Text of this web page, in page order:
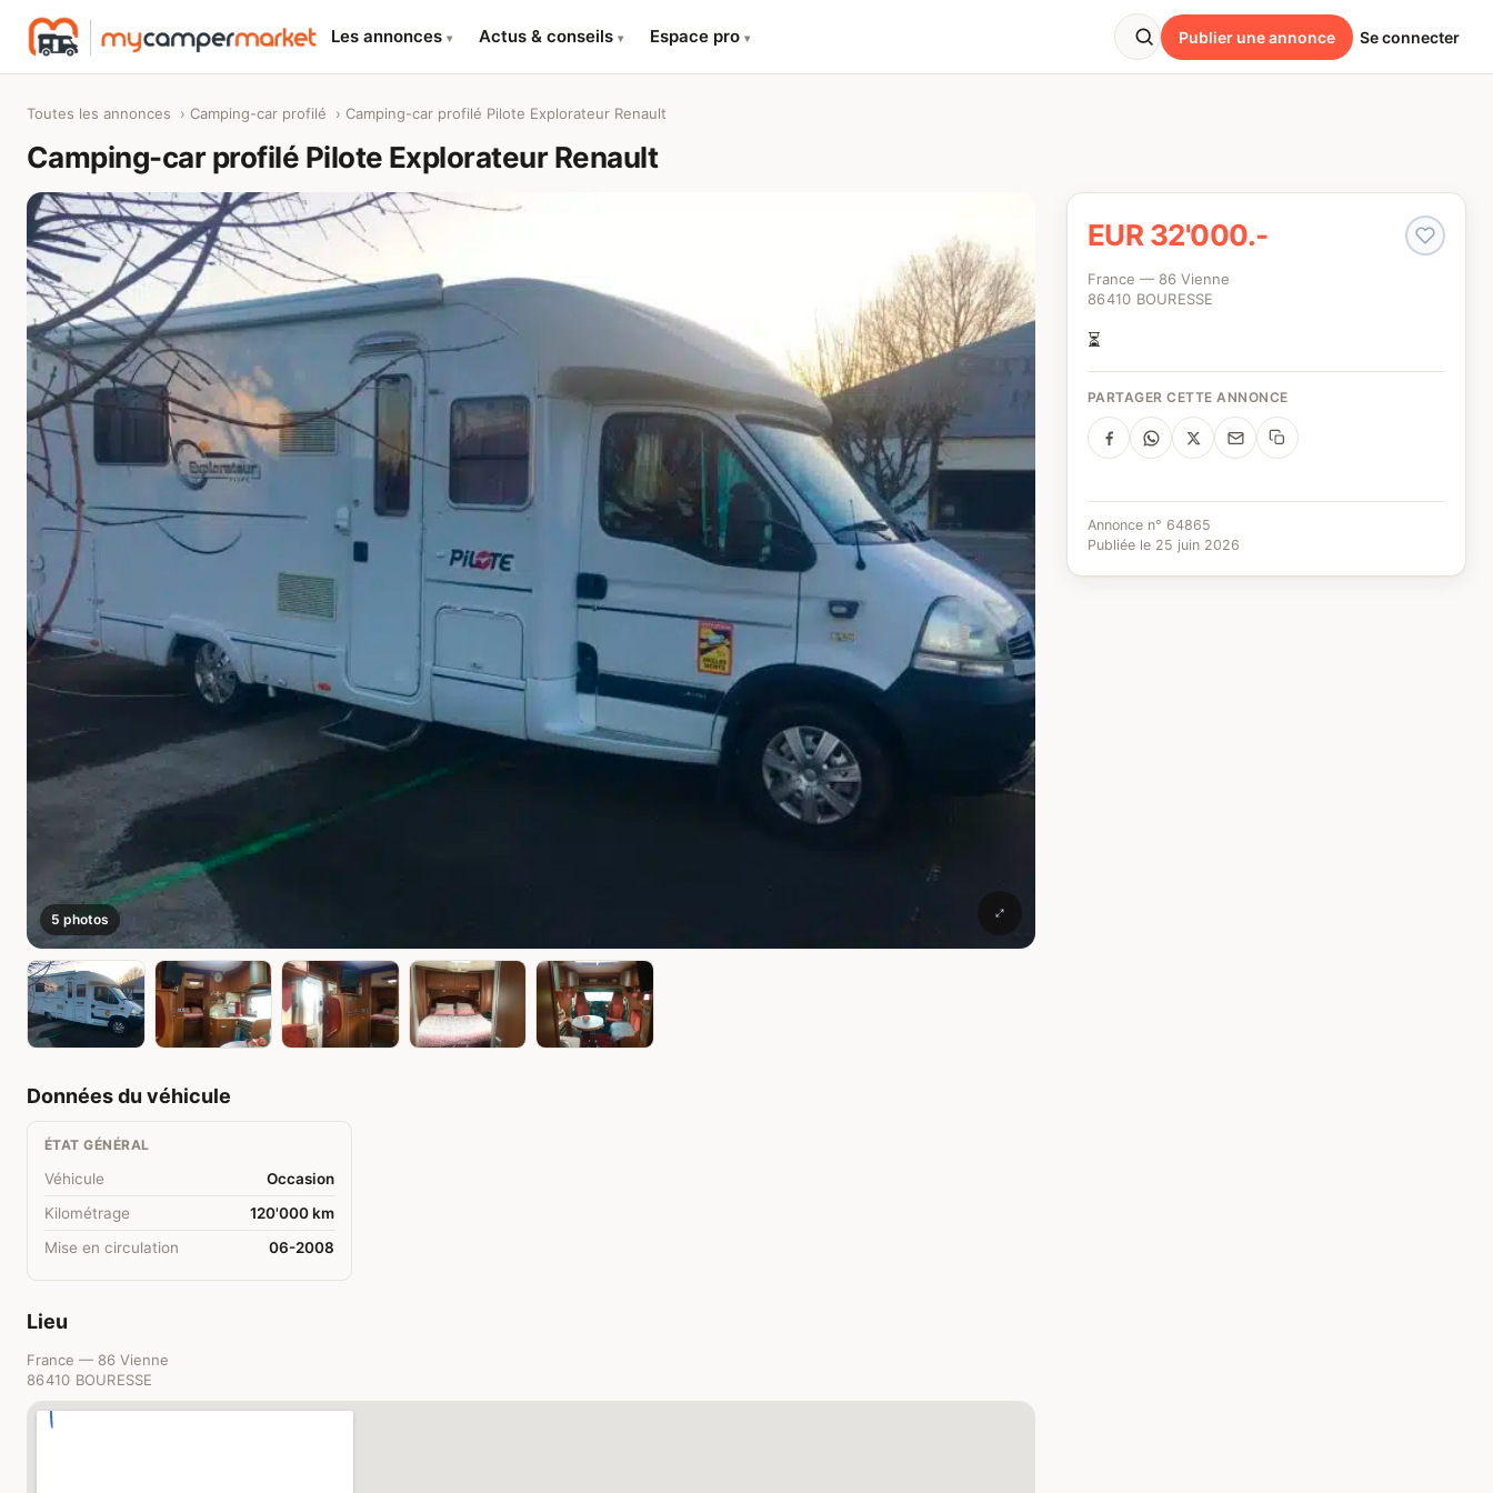
Les annonces ▾ Actus & conseils ▾ Espace pro ▾ Publier une annonce Se connecter
Toutes les annonces › Camping-car profilé › Camping-car profilé Pilote Explorateur Renault
Camping-car profilé Pilote Explorateur Renault
5 photos
Données du véhicule
ÉTAT GÉNÉRAL
Véhicule
Occasion
Kilométrage
120'000 km
Mise en circulation
06-2008
Lieu
France — 86 Vienne
86410 BOURESSE
EUR 32'000.-
France — 86 Vienne
86410 BOURESSE
⏳
PARTAGER CETTE ANNONCE
Annonce n° 64865
Publiée le 25 juin 2026